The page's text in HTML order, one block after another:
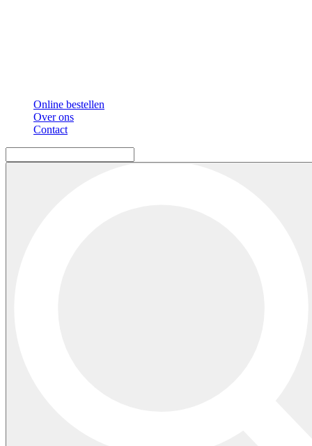
Online bestellen
Over ons
Contact